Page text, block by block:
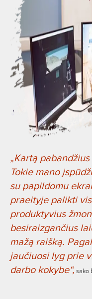
„Kartą
Tokie mano
su papildomu
praeityje palikti
produktyvius
besiraizgančius
mažą raišką.
jaučiuosi lyg prie
darbo kokybe“, sako